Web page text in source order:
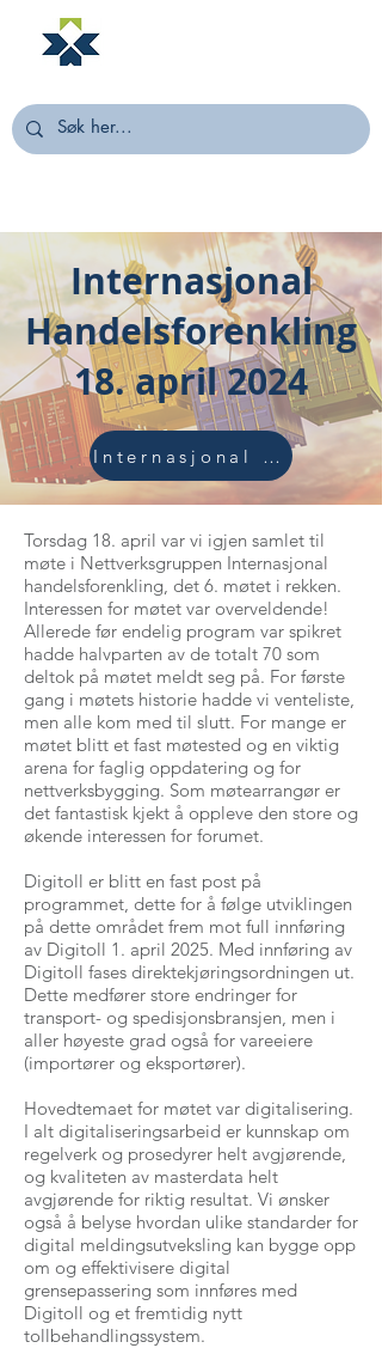
Internasjonal
Handelsforenkling
18. april 2024
Internasjonal Handelsforenkling
Torsdag 18. april var vi igjen samlet til
møte i Nettverksgruppen Internasjonal
handelsforenkling, det 6. møtet i rekken.
Interessen for møtet var overveldende!
Allerede før endelig program var spikret
hadde halvparten av de totalt 70 som
deltok på møtet meldt seg på. For første
gang i møtets historie hadde vi venteliste,
men alle kom med til slutt. For mange er
møtet blitt et fast møtested og en viktig
arena for faglig oppdatering og for
nettverksbygging. Som møtearrangør er
det fantastisk kjekt å oppleve den store og
økende interessen for forumet.
Digitoll er blitt en fast post på
programmet, dette for å følge utviklingen
på dette området frem mot full innføring
av Digitoll 1. april 2025. Med innføring av
Digitoll fases direktekjøringsordningen ut.
Dette medfører store endringer for
transport- og spedisjonsbransjen, men i
aller høyeste grad også for vareeiere
(importører og eksportører).
Hovedtemaet for møtet var digitalisering.
I alt digitaliseringsarbeid er kunnskap om
regelverk og prosedyrer helt avgjørende,
og kvaliteten av masterdata helt
avgjørende for riktig resultat. Vi ønsker
også å belyse hvordan ulike standarder for
digital meldingsutveksling kan bygge opp
om og effektivisere digital
grensepassering som innføres med
Digitoll og et fremtidig nytt
tollbehandlingssystem.